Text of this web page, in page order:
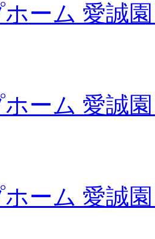
ホーム 愛誠
ホーム 愛誠
ホーム 愛誠